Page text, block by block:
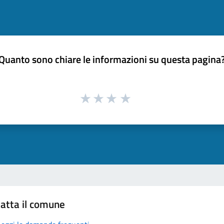
sono chiare le informazioni su questa
il comune